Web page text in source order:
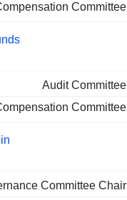
Committee
Audit Committee
Committee
Committee Chair